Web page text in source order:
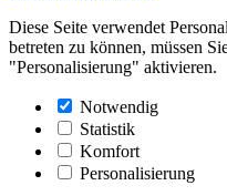
Diese Seite verwendet
betreten zu können, müssen
"Personalisierung" aktivieren.
Notwendig
Statistik
Komfort
Personalisierung